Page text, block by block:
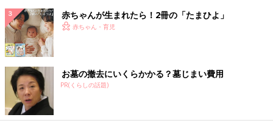
大人同士での触れ合い減り、もちろん赤ちゃんが近い月齢の子た
ちを触れ合う機会も減って、赤ちゃんに成長を促す刺激が少なく
なっていることが考えられます。大切なことは、ママ・パパが安
心して穏やかに過ごすことができるからです。
私が乳児期のころの長女を抱っこしてもなかなか寝てくれず、困
っていたときのこと。私は夜中の
赤ちゃんが生まれたら！2冊の「たまひよ」
赤ちゃん・育児
お墓の撤去にいくらかかる？墓じまい費用
PR(くらしの話題)